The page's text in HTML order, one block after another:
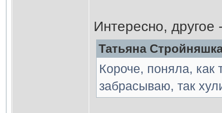
Интересно, другое
Татьяна
Короче, поняла, как
забрасываю, так